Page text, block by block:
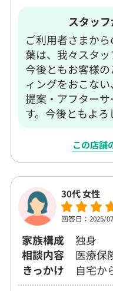
スタッ
ご利用者さまか
葉は、我々スタッ
今後ともお客様
ィングをおこな
提案・アフター
す。今後ともよろ
この店舗
30代 女性
回答日：2025/
家族構成
独身
相談内容
医療保
きっかけ
自宅か